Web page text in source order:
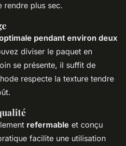
rendre plus sec.
pendant environ deux
diviser le paquet en
se présente, il suffit de
respecte la texture tendre
refermable et conçu
facilite une utilisation